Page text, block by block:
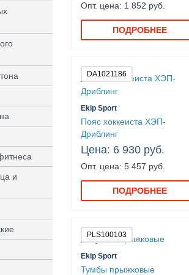
и
Опт. цена: 1 852 руб.
ПОДРОБНЕЕ
DA1021186
Ekip Sport
Пояс хоккеиста ХЭП-
Дриблинг
Цена: 6 930 руб.
Опт. цена: 5 457 руб.
ПОДРОБНЕЕ
PLS100103
Ekip Sport
Тумбы прыжковые